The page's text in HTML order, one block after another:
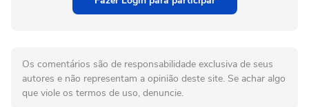
Os comentários são de responsabilidade exclusiva de seus
autores e não representam a opinião deste site. Se achar algo
que viole os termos de uso, denuncie.